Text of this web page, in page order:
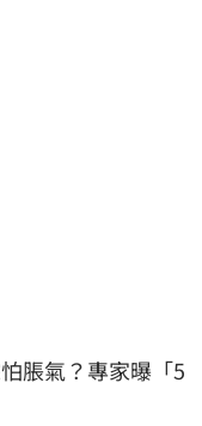
脹氣？專家曝「5